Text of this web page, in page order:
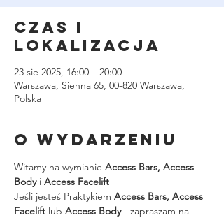
Czas i
lokalizacja
23 sie 2025, 16:00 – 20:00
Warszawa, Sienna 65, 00-820 Warszawa,
Polska
O wydarzeniu
Witamy na wymianie Access Bars, Access
Body i Access Facelift
Jeśli jesteś Praktykiem Access Bars, Access
Facelift lub Access Body - zapraszam na